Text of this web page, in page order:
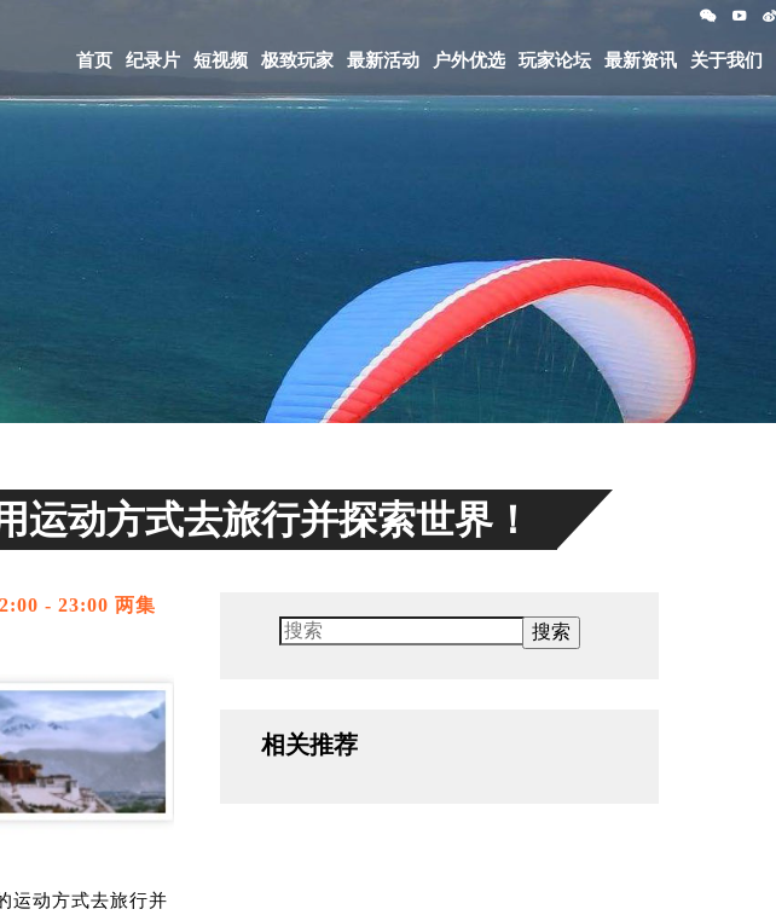
首页 纪录片 短视频 极致玩家 最新活动 户外优选 玩家论坛 最新资讯 关于我们
运动方式去旅行并探索世界！
- 23:00 两集
运动方式去旅行并
搜索
相关推荐